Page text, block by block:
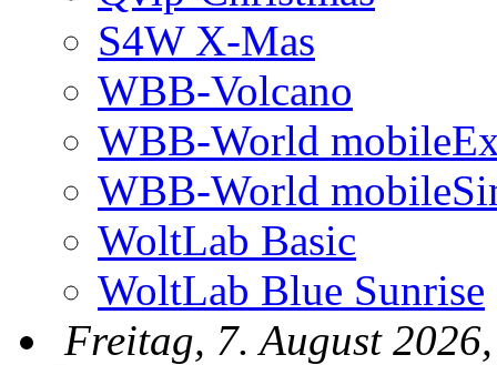
S4W X-Mas
WBB-Volcano
WBB-World
WBB-World
WoltLab Basic
WoltLab Blue Sunrise
Freitag, 7. August